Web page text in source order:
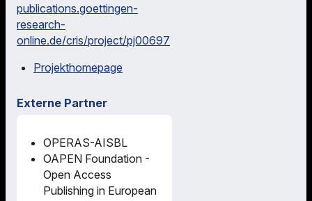
publications.goettingen-
research-
online.de/cris/project/pj00697
Projekthomepage
Externe Partner
OPERAS-AISBL
OAPEN Foundation -
Open Access
Publishing in European